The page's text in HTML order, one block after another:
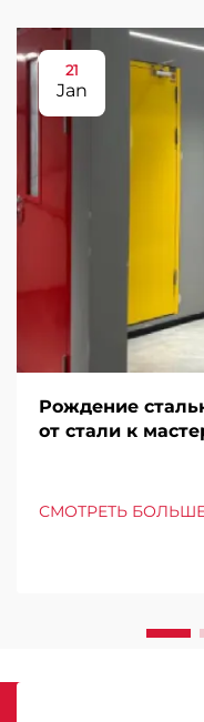
21
Jan
Рождение
от стали к
СМОТРЕТЬ